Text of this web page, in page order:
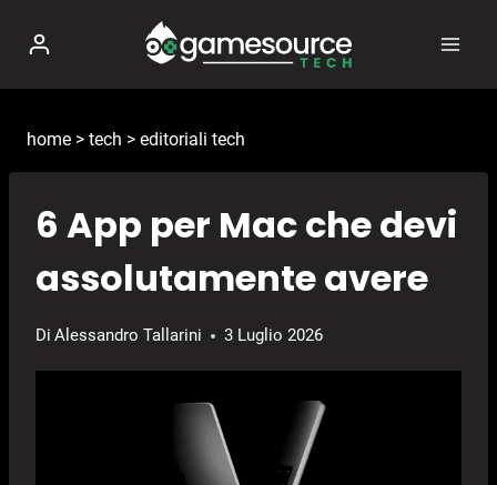
contenuto
home > tech > editoriali tech
6 App per Mac che devi
assolutamente avere
Di Alessandro Tallarini 3 Luglio 2026